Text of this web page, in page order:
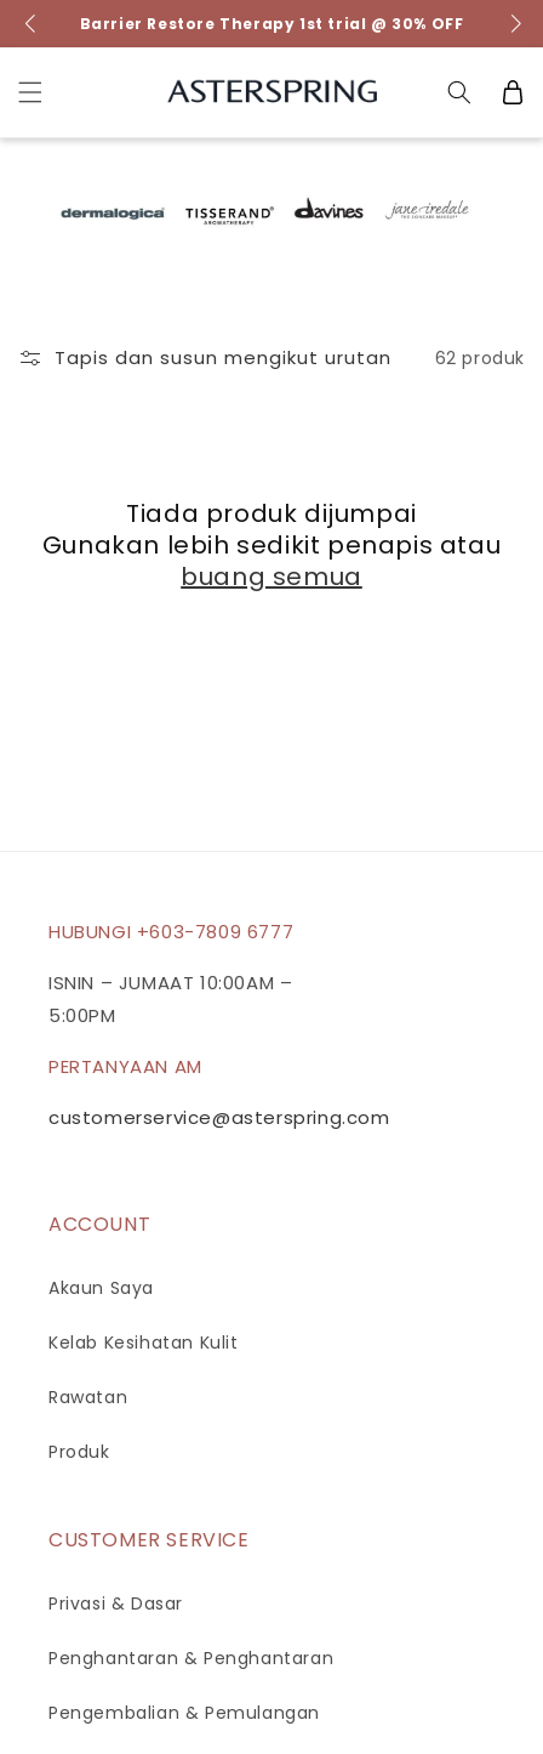
Lompat ke
kandungan
Barrier Restore Therapy 1st trial @ 30% OFF
Troli
Tapis dan susun mengikut urutan 62 produk
Tiada produk dijumpai
Gunakan lebih sedikit penapis atau
buang semua
HUBUNGI +603-7809 6777
ISNIN – JUMAAT 10:00AM –
5:00PM
PERTANYAAN AM
customerservice@asterspring.com
ACCOUNT
Akaun Saya
Kelab Kesihatan Kulit
Rawatan
Produk
CUSTOMER SERVICE
Privasi & Dasar
Penghantaran & Penghantaran
Pengembalian & Pemulangan